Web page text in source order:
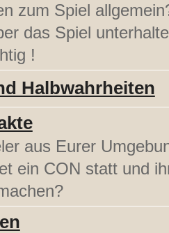
zum Spiel
das Spiel
!
Halbwahrheiten
aus Eurer
ein CON statt und